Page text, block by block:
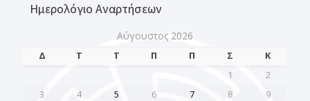
Ημερολόγιο Αναρτήσεων
Αύγουστος 2026
Δ Τ Τ Π Π Σ
Κ
1
2
3
4 5 6 7 8
9